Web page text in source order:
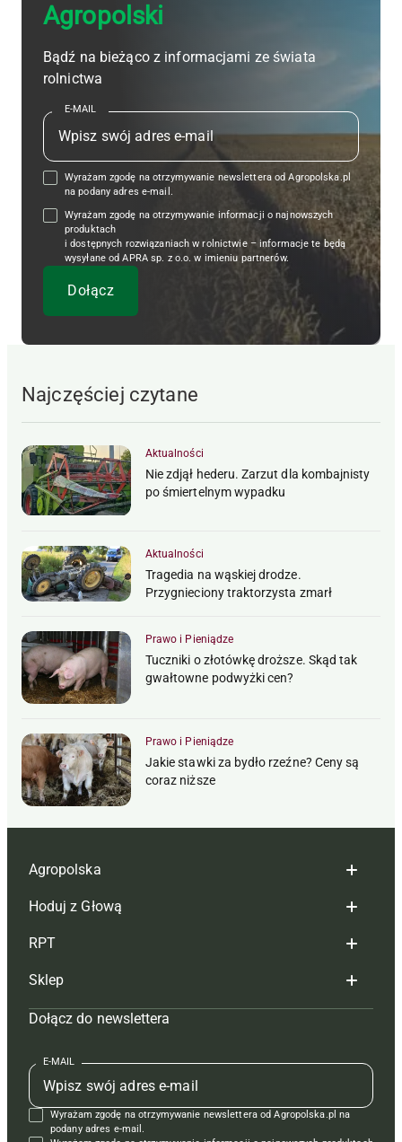
Agropolski
Bądź na bieżąco z informacjami ze świata
rolnictwa
E-MAIL
Wyrażam zgodę na otrzymywanie newslettera od Agropolska.pl
na podany adres e-mail.
Wyrażam zgodę na otrzymywanie informacji o najnowszych
produktach
i dostępnych rozwiązaniach w rolnictwie – informacje te będą
wysyłane od APRA sp. z o.o. w imieniu partnerów.
Najczęściej czytane
Aktualności
Nie zdjął hederu. Zarzut dla kombajnisty
po śmiertelnym wypadku
Aktualności
Tragedia na wąskiej drodze.
Przygnieciony traktorzysta zmarł
Prawo i Pieniądze
Tuczniki o złotówkę droższe. Skąd tak
gwałtowne podwyżki cen?
Prawo i Pieniądze
Jakie stawki za bydło rzeźne? Ceny są
coraz niższe
Agropolska
Redakcja
Reklama
Tagi
Mapa serwisu
Kontakt
Regulamin
Polityka prywatności
Hoduj z Głową
Hoduj z głową bydło
Hoduj z głową świnie
Prenumerata
Redakcja
Kontakt
Reklama
RPT
Redakcja
Prenumerata
Reklama
Kontakt
Krzyżówki
Sklep
Czasopisma i prenumerata
Książki
Regulamin
Dołącz do newslettera
E-MAIL
Wyrażam zgodę na otrzymywanie newslettera od Agropolska.pl na
podany adres e-mail.